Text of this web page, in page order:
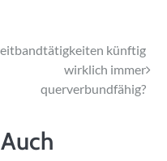
künftig
wirklich immer
querverbundfähig?